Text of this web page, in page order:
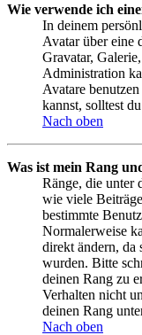
Wie verwende ich
In deinem
Avatar über eine
Gravatar,
Administration
Avatare
kannst, solltest
Nach oben
Was ist mein Rang
Ränge, die unter
wie viele
bestimmte
Normalerweise
direkt ändern, da
wurden. Bitte
deinen Rang zu
Verhalten nicht
deinen Rang
Nach oben